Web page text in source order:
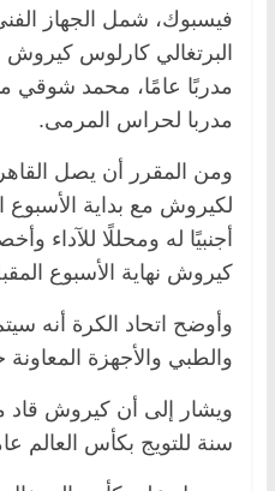
فيسبوك، شمل الجهاز
البرتغالي كارلوس كيروش
مدربًا عامًا، محمد شوقي
مدربا لحراس المرمى.
ومن المقرر أن يصل
لكيروش مع بداية
أجنبيًا له ومحللًا للآداء
كيروش نهاية الأسبوع
وأوضح اتحاد الكرة أنه
والطبي والأجهزة المعاونة
سنة للتويج بكأس العالم عامي 1989،